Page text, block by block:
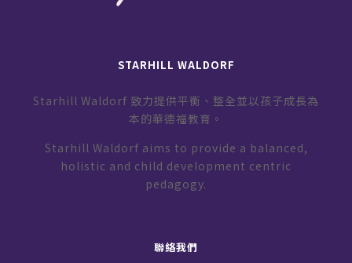
STARHILL WALDORF
Starhill Waldorf 致力提供平衡、整全並以孩子成長為
本的華德福教育。
Starhill Waldorf aims to provide a balanced,
holistic and child development centric
pedagogy.
聯絡我們